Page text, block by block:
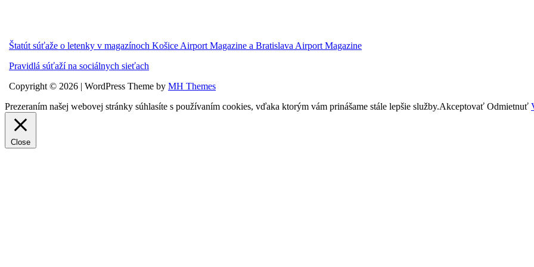
Štatút súťaže o letenky v magazínoch Košice Airport Magazine a Bratislava Airport Magazine
Pravidlá súťaží na sociálnych sieťach
Copyright © 2026 | WordPress Theme by MH Themes
Prezeraním našej webovej stránky súhlasíte s používaním cookies, vďaka ktorým vám prinášame stále lepšie služby.Akceptovať Odmietnuť
Close